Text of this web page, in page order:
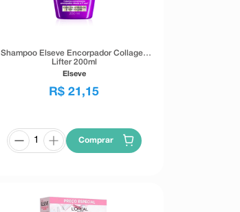
Shampoo Elseve Encorpador Collagen
Lifter 200ml
Elseve
R$ 21 ,15
Comprar